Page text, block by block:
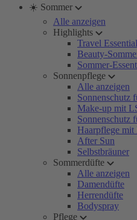
☀️ Sommer
Alle anzeigen
Highlights
Travel
Beauty-
Sommer-
Sonnenpflege
Alle anzeigen
Sonnenschutz
Make-up mit
Sonnenschutz
Haarpflege mit
After Sun
Selbstbräuner
Sommerdüfte
Alle anzeigen
Damendüfte
Herrendüfte
Bodyspray
Pflege